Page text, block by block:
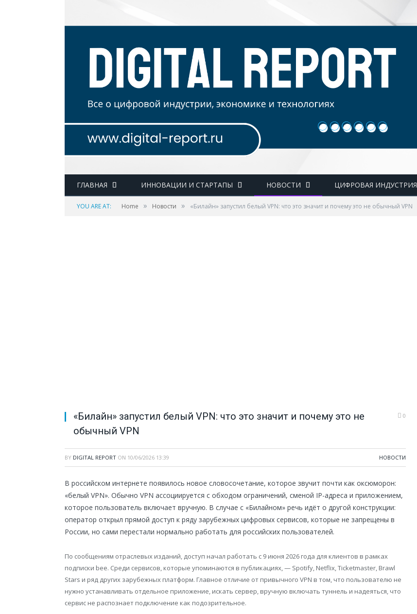
ГЛАВНАЯ ИННОВАЦИИ И СТАРТАПЫ НОВОСТИ ЦИФРОВАЯ ИНДУСТРИЯ
YOU ARE AT: Home » Новости » «Билайн» запустил белый VPN: что это значит и почему это не обычный VPN
«Билайн» запустил белый VPN: что это значит и почему это не
обычный VPN
0
BY DIGITAL REPORT ON 10/06/2026 13:39 НОВОСТИ
В российском интернете появилось новое словосочетание, которое звучит почти как оксюморон:
«белый VPN». Обычно VPN ассоциируется с обходом ограничений, сменой IP-адреса и приложением,
которое пользователь включает вручную. В случае с «Билайном» речь идёт о другой конструкции:
оператор открыл прямой доступ к ряду зарубежных цифровых сервисов, которые не запрещены в
России, но сами перестали нормально работать для российских пользователей.
По сообщениям отраслевых изданий, доступ начал работать с 9 июня 2026 года для клиентов в рамках
подписки bee. Среди сервисов, которые упоминаются в публикациях, — Spotify, Netflix, Ticketmaster, Brawl
Stars и ряд других зарубежных платформ. Главное отличие от привычного VPN в том, что пользователю не
нужно устанавливать отдельное приложение, искать сервер, вручную включать туннель и надеяться, что
сервис не распознает подключение как подозрительное.